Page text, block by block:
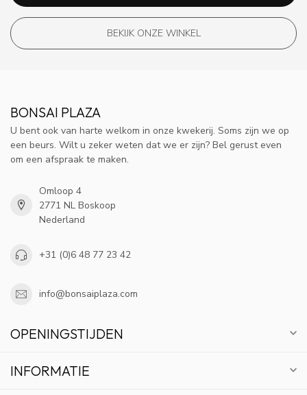
BEKIJK ONZE WINKEL
BONSAI PLAZA
U bent ook van harte welkom in onze kwekerij. Soms zijn we op
een beurs. Wilt u zeker weten dat we er zijn? Bel gerust even
om een afspraak te maken.
Omloop 4
2771 NL Boskoop
Nederland
+31 (0)6 48 77 23 42
info@bonsaiplaza.com
OPENINGSTIJDEN
INFORMATIE